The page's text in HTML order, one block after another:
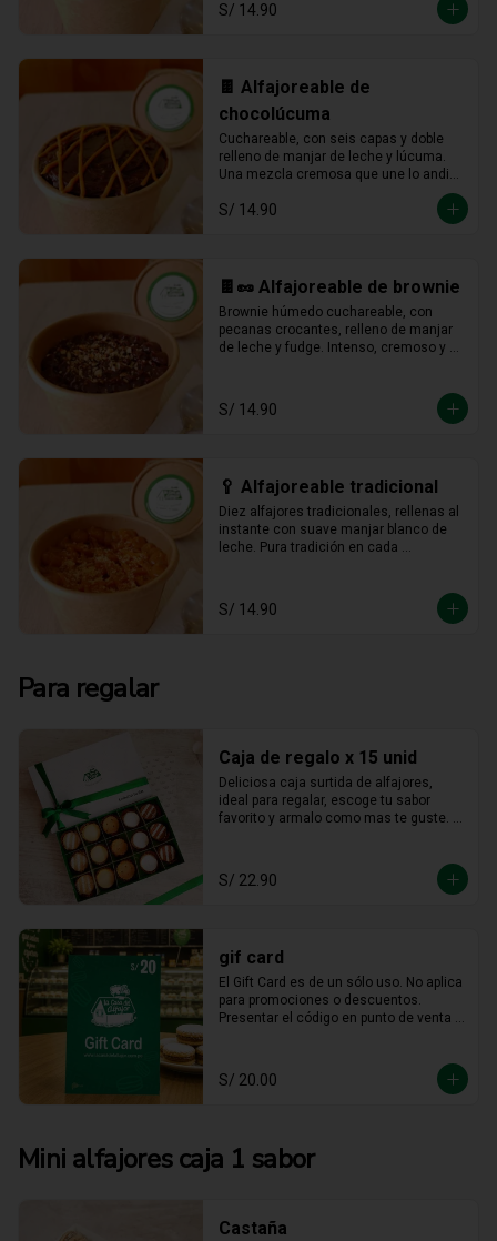
S/ 14.90
🍫 Alfajoreable de
chocolúcuma
Cuchareable, con seis capas y doble
relleno de manjar de leche y lúcuma.
Una mezcla cremosa que une lo andino
S/ 14.90
🍫🥜 Alfajoreable de brownie
Brownie húmedo cuchareable, con
pecanas crocantes, relleno de manjar
de leche y fudge. Intenso, cremoso y
S/ 14.90
🥄 Alfajoreable tradicional
Diez alfajores tradicionales, rellenas al
instante con suave manjar blanco de
leche. Pura tradición en cada
S/ 14.90
Para regalar
Caja de regalo x 15 unid
Deliciosa caja surtida de alfajores,
ideal para regalar, escoge tu sabor
favorito y armalo como mas te guste.
S/ 22.90
gif card
El Gift Card es de un sólo uso. No aplica
para promociones o descuentos.
Presentar el código en punto de venta o
efectivo. No es acumulable. No puede
ser reemplazado por dinero, ni usado
provincia de Chiclayo. No válido para
S/ 20.00
Mini alfajores caja 1 sabor
Castaña